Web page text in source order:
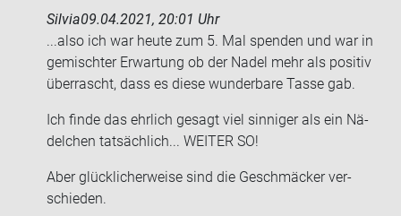
Silvia09.04.2021, 20:01 Uhr
...also ich war heute zum 5. Mal spen­den und war in
ge­misch­ter Er­war­tung ob der Nadel mehr als po­si­tiv
über­rascht, dass es diese wun­der­ba­re Tasse gab.
Ich finde das ehr­lich ge­sagt viel sin­ni­ger als ein Nä­
del­chen tat­säch­lich... WEI­TER SO!
Aber glück­li­cher­wei­se sind die Ge­schmä­cker ver­
schie­den.